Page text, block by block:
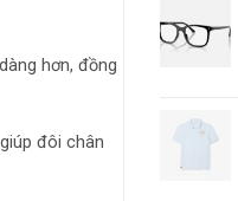
hơn, đồng
đôi chân